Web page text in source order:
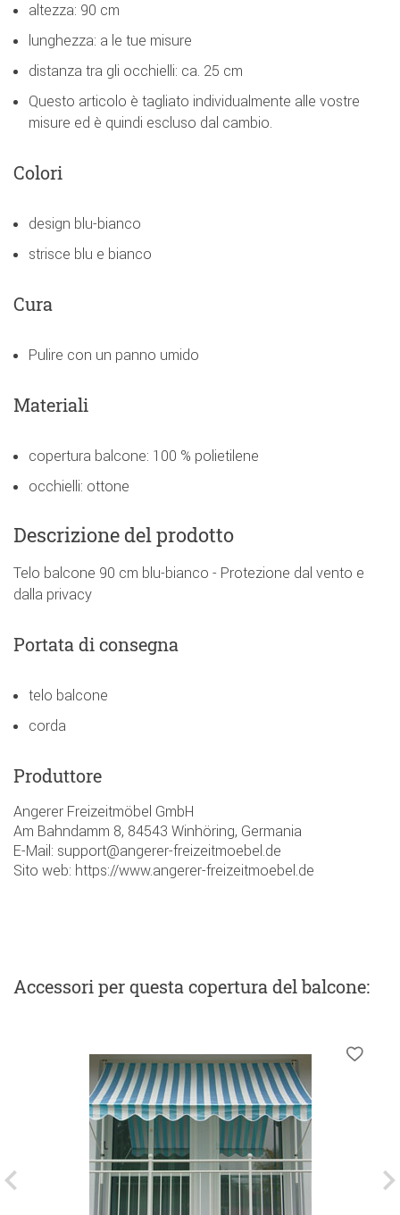
altezza: 90 cm
lunghezza: a le tue misure
distanza tra gli occhielli: ca. 25 cm
Questo articolo è tagliato individualmente alle vostre
misure ed è quindi escluso dal cambio.
Colori
design blu-bianco
strisce blu e bianco
Cura
Pulire con un panno umido
Materiali
copertura balcone: 100 % polietilene
occhielli: ottone
Descrizione del prodotto
Telo balcone 90 cm blu-bianco - Protezione dal vento e
dalla privacy
Portata di consegna
telo balcone
corda
Produttore
Angerer Freizeitmöbel GmbH
Am Bahndamm 8, 84543 Winhöring, Germania
E-Mail: support@angerer-freizeitmoebel.de
Sito web: https://www.angerer-freizeitmoebel.de
Accessoriper questa copertura del balcone: